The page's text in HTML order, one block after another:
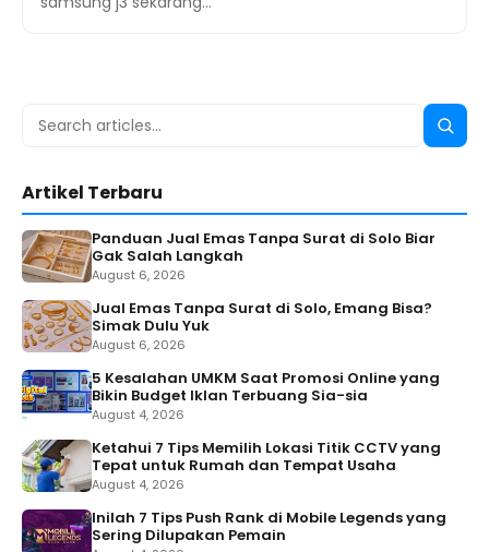
Search
Search
Artikel Terbaru
Panduan Jual Emas Tanpa Surat di Solo Biar
Gak Salah Langkah
August 6, 2026
Jual Emas Tanpa Surat di Solo, Emang Bisa?
Simak Dulu Yuk
August 6, 2026
5 Kesalahan UMKM Saat Promosi Online yang
Bikin Budget Iklan Terbuang Sia-sia
August 4, 2026
Ketahui 7 Tips Memilih Lokasi Titik CCTV yang
Tepat untuk Rumah dan Tempat Usaha
August 4, 2026
Inilah 7 Tips Push Rank di Mobile Legends yang
Sering Dilupakan Pemain